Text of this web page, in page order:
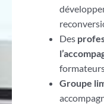
Des
Groupe